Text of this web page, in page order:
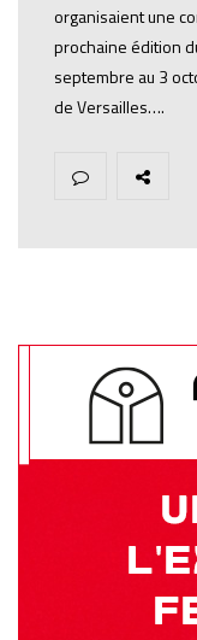
organisaient une
prochaine édition
septembre au 3
de Versailles….